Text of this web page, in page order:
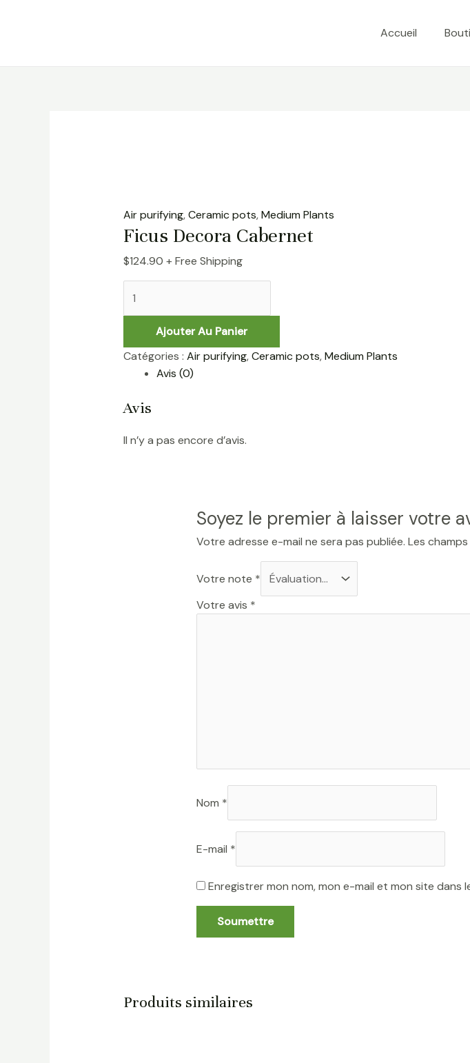
Accueil
Air purifying,Ceramic pots,Medium Plants
Ficus Decora Cabernet
$124.90 + Free Shipping
Ajouter Au Panier
Catégories : Air purifying,Ceramic pots,Medium Plants
Avis (0)
Avis
Il n’y a pas encore d’avis.
Soyez le premier à laisser votre
Votre adresse e-mail ne sera pas publiée. Les
Votre note *
Votre avis *
Nom *
E-mail *
Enregistrer mon nom, mon e-mail et mon site
Produits similaires